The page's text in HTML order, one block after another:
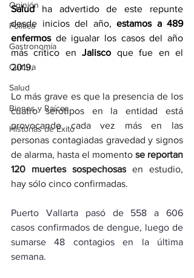
Opinión
Política
Gastronomía
Cultura
Salud
Bienes y Raíces
Historias de Éxito
Salud ha advertido de este repunte
desde inicios del año, estamos a 489
enfermos de igualar los casos del año
más crítico en Jalisco que fue en el
2019.
Lo más grave es que la presencia de los
cuatro serotipos en la entidad está
provocando cada vez más en las
personas contagiadas gravedad y signos
de alarma, hasta el momento se reportan
120 muertes sospechosas en estudio,
hay sólo cinco confirmadas.
Puerto Vallarta pasó de 558 a 606
casos confirmados de dengue, luego de
sumarse 48 contagios en la última
semana.